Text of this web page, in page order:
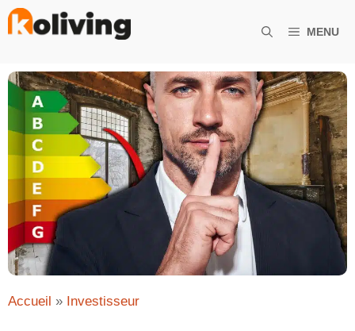
Aller
MENU
Accueil » Investisseur